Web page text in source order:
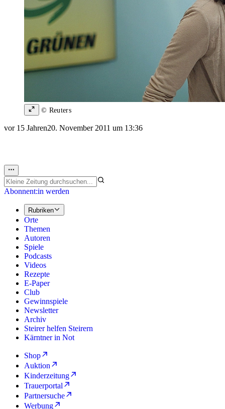
© Reuters
vor 15 Jahren20. November 2011 um 13:36
Abonnent:in werden
Rubriken
Orte
Themen
Autoren
Spiele
Podcasts
Videos
Rezepte
E-Paper
Club
Gewinnspiele
Newsletter
Archiv
Steirer helfen Steirern
Kärntner in Not
Shop
Auktion
Kinderzeitung
Trauerportal
Partnersuche
Werbung